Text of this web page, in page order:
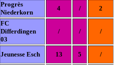
Progrès
Niederkorn
4 / 2
FC
Differdingen
03
/ / /
Jeunesse Esch 13 5 /